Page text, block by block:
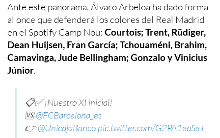
Ante este panorama, Álvaro Arbeloa ha dado forma
al once que defenderá los colores del Real Madrid
en el Spotify Camp Nou: Courtois; Trent, Rüdiger,
Dean Huijsen, Fran García; Tchouaméni, Brahim,
Camavinga, Jude Bellingham; Gonzalo y Vinicius
Júnior.
📋✅ ¡Nuestro XI inicial!
🆚@FCBarcelona_es
👉@UnicajaBanco pic.twitter.com/G2PA1eaSeJ